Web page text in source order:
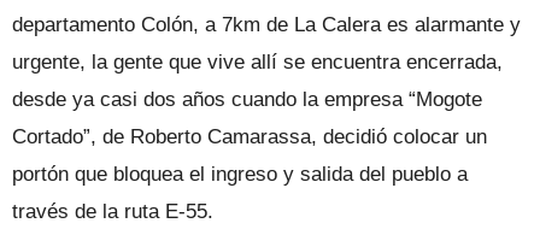
departamento Colón, a 7km de La Calera es alarmante y
urgente, la gente que vive allí se encuentra encerrada,
desde ya casi dos años cuando la empresa “Mogote
Cortado”, de Roberto Camarassa, decidió colocar un
portón que bloquea el ingreso y salida del pueblo a
través de la ruta E-55.